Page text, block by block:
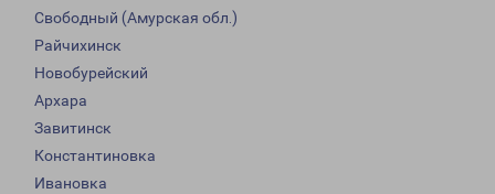
Свободный (Амурская обл.)
Райчихинск
Новобурейский
Архара
Завитинск
Константиновка
Ивановка